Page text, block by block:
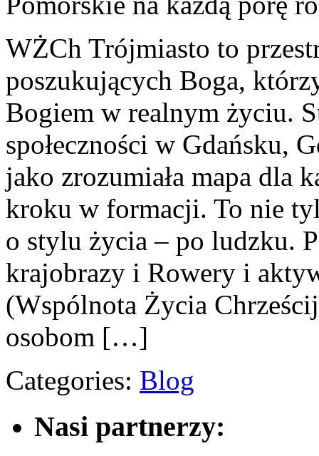
WŻCh Trójmiasto to
poszukujących Boga,
Bogiem w realnym życiu.
społeczności w Gdańsku,
jako zrozumiała mapa dla
kroku w formacji. To nie
o stylu życia – po ludzku.
krajobrazy i Rowery i
(Wspólnota Życia
osobom […]
Categories: Blog
Nasi partnerzy: